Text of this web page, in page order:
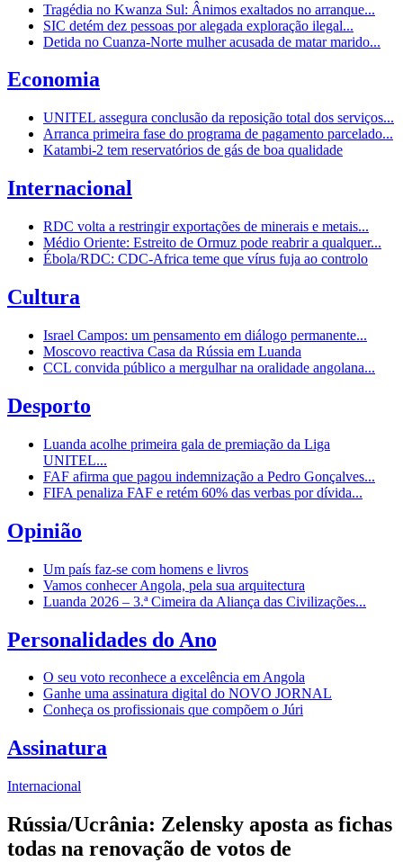
Tragédia no Kwanza Sul: Ânimos exaltados no arranque...
SIC detém dez pessoas por alegada exploração ilegal...
Detida no Cuanza-Norte mulher acusada de matar marido...
Economia
UNITEL assegura conclusão da reposição total dos serviços...
Arranca primeira fase do programa de pagamento parcelado...
Katambi-2 tem reservatórios de gás de boa qualidade
Internacional
RDC volta a restringir exportações de minerais e metais...
Médio Oriente: Estreito de Ormuz pode reabrir a qualquer...
Ébola/RDC: CDC-Africa teme que vírus fuja ao controlo
Cultura
Israel Campos: um pensamento em diálogo permanente...
Moscovo reactiva Casa da Rússia em Luanda
CCL convida público a mergulhar na oralidade angolana...
Desporto
Luanda acolhe primeira gala de premiação da Liga
UNITEL...
FAF afirma que pagou indemnização a Pedro Gonçalves...
FIFA penaliza FAF e retém 60% das verbas por dívida...
Opinião
Um país faz-se com homens e livros
Vamos conhecer Angola, pela sua arquitectura
Luanda 2026 – 3.ª Cimeira da Aliança das Civilizações...
Personalidades do Ano
O seu voto reconhece a excelência em Angola
Ganhe uma assinatura digital do NOVO JORNAL
Conheça os profissionais que compõem o Júri
Assinatura
Internacional
Rússia/Ucrânia: Zelensky aposta as fichas
todas na renovação de votos de